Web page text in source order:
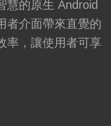
慧的原生 Android
者介面帶來直覺的
率，讓使用者可享